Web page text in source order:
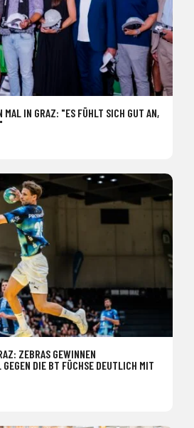
MAL IN GRAZ: "ES FÜHLT SICH GUT AN,
ZEBRAS GEWINNEN
DIE BT FÜCHSE DEUTLICH MIT